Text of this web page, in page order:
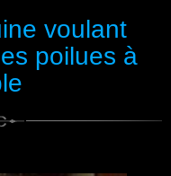
voulant
poilues à